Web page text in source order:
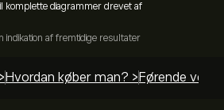
komplette diagrammer drevet af
indikation af fremtidige resultater
Hvordan køber man? > Førende